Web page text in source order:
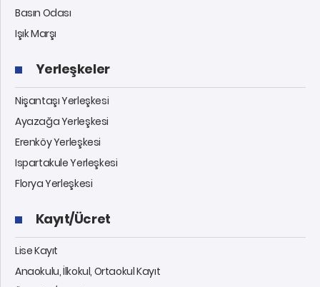
Basın Odası
Işık Marşı
Yerleşkeler
Nişantaşı Yerleşkesi
Ayazağa Yerleşkesi
Erenköy Yerleşkesi
Ispartakule Yerleşkesi
Florya Yerleşkesi
Kayıt/Ücret
Lise Kayıt
Anaokulu, İlkokul, Ortaokul Kayıt